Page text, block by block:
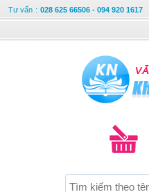
Tư vấn : 028 625 66506 - 094 920 1617